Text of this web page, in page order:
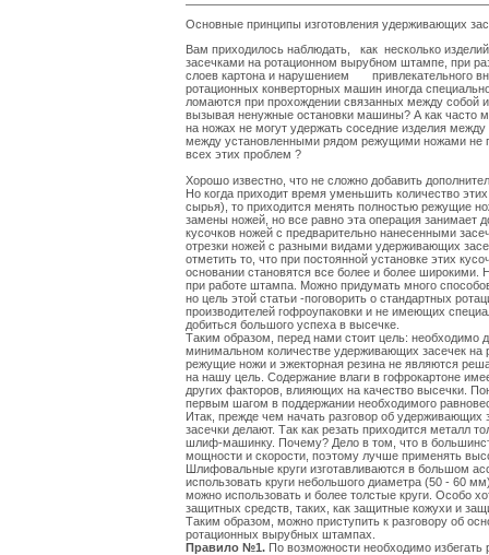
Основные принципы изготовления удерживающих
Вам приходилось наблюдать, как несколько
засечками на ротационном вырубном штампе, при
слоев картона и нарушением привлекательного
ротационных конверторных машин иногда
ломаются при прохождении связанных между собой
вызывая ненужные остановки машины? А как часто
на ножах не могут удержать соседние изделия
между установленными рядом режущими ножами не
всех этих проблем ?
Хорошо известно, что не сложно добавить
Но когда приходит время уменьшить количество
сырья), то приходится менять полностью режущие
замены ножей, но все равно эта операция занимает
кусочков ножей с предварительно нанесенными
отрезки ножей с разными видами удерживающих
отметить то, что при постоянной установке этих
основании становятся все более и более широкими.
при работе штампа. Можно придумать много
но цель этой статьи -поговорить о стандартных
производителей гофроупаковки и не имеющих
добиться большого успеха в высечке.
Таким образом, перед нами стоит цель: необходимо
минимальном количестве удерживающих засечек
режущие ножи и эжекторная резина не являются
на нашу цель. Содержание влаги в гофрокартоне
других факторов, влияющих на качество высечки.
первым шагом в поддержании необходимого
Итак, прежде чем начать разговор об
засечки делают. Так как резать приходится металл
шлиф-машинку. Почему? Дело в том, что в
мощности и скорости, поэтому лучше применять
Шлифовальные круги изготавливаются в большом
использовать круги небольшого диаметра (50 - 60
можно использовать и более толстые круги. Особо
защитных средств, таких, как защитные кожухи и
Таким образом, можно приступить к разговору об
ротационных вырубных штампах.
Правило №1. По возможности необходимо